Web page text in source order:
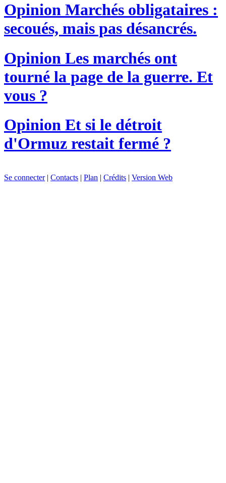
Opinion Marchés obligataires :
secoués, mais pas désancrés.
Opinion Les marchés ont
tourné la page de la guerre. Et
vous ?
Opinion Et si le détroit
d'Ormuz restait fermé ?
Se connecter| Contacts | Plan | Crédits | Version Web